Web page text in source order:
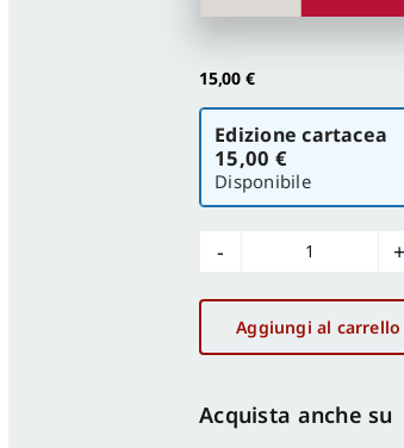
15,00 €
Scegli
versione
Edizione cartacea
15,00 €
Disponibile
Sociologia
n.2/2021
quantità
Aggiungi al carrello
Acquista anche su